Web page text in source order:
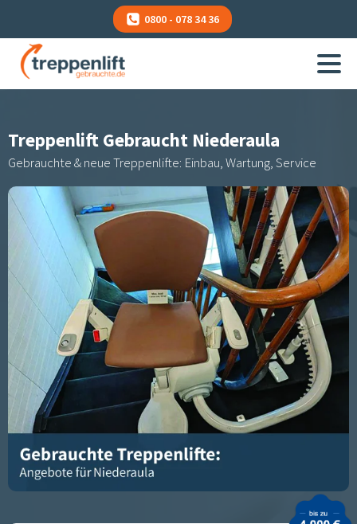
0800 - 078 34 36
Treppenlift Gebraucht Niederaula
Gebrauchte & neue Treppenlifte: Einbau, Wartung, Service